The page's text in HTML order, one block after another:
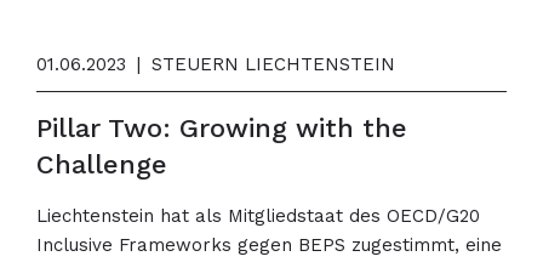
01.06.2023 | STEUERN LIECHTENSTEIN
Pillar Two: Growing with the
Challenge
Liechtenstein hat als Mitgliedstaat des OECD/G20
Inclusive Frameworks gegen BEPS zugestimmt, eine